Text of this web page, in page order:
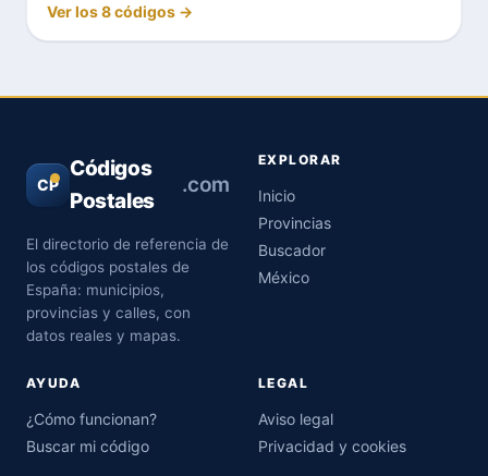
Ver los 8 códigos →
CP
Códigos
Postales
.com
El directorio de referencia de
los códigos postales de
España: municipios,
provincias y calles, con
datos reales y mapas.
EXPLORAR
Inicio
Provincias
Buscador
México
AYUDA
¿Cómo funcionan?
Buscar mi código
LEGAL
Aviso legal
Privacidad y cookies